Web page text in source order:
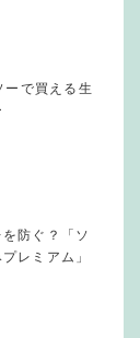
で買える生
防ぐ？「ソ
レミアム」